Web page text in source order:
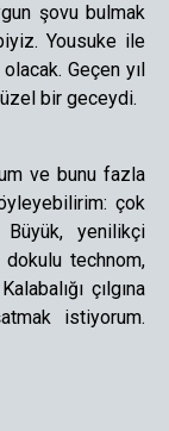
şovu bulmak
Yousuke ile
Geçen yıl
bir geceydi.
ve bunu fazla
çok
Büyük, yenilikçi
dokulu technom,
çılgına
istiyorum.